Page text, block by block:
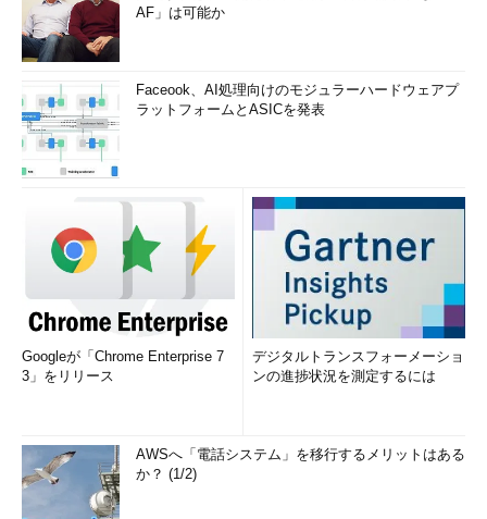
==========================================
======================================
Interface List
0x1 ........................... MS TCP Loopback interface
0xf0004 ...00 07 40 0f 82 1b ...... BUFFALO WLI-CF-S11G
Wireless LAN Adapter
パケット スケジューラ ミニポート
LANインタフェース
0x120002 ...00 09 6b 8d 0a db ...... Intel(R) PRO/100 VE
Network Connection
ケット スケジューラ ミニポート
……100BASE-TXインタフ
==========================================
======================================
==========================================
======================================
Interface Metric
0.0.0.0 0.0.0.0 192.168.0.56
192.168.0.104 30
AF」は可能か
Faceook、AI処理向けのモジュラーハードウェアプ
ラットフォームとASICを発表
Googleが「Chrome Enterprise 7
3」をリリース
デジタルトランスフォーメーショ
ンの進捗状況を測定するには
AWSへ「電話システム」を移行するメリットはある
か？ (1/2)